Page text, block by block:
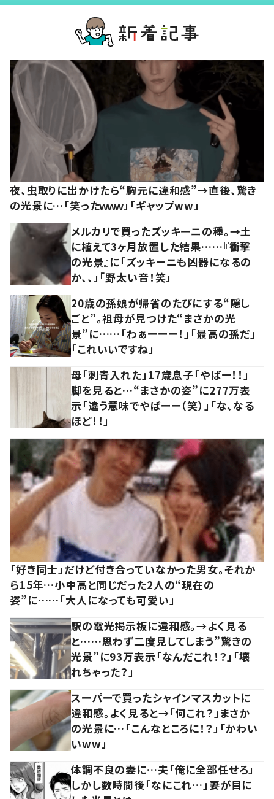
夜、虫取りに出かけたら“胸元に違和感”→直後、驚き
の光景に…「笑ったｗｗｗ」「ギャップww」
メルカリで買ったズッキーニの種。→土
に植えて3ヶ月放置した結果……『衝撃
の光景』に「ズッキーニも凶器になるの
か、、」「野太い音！笑」
20歳の孫娘が帰省のたびにする“隠し
ごと”。祖母が見つけた“まさかの光
景”に……「わぁーーー！」「最高の孫だ」
「これいいですね」
母「刺青入れた」17歳息子「やばー！！」
脚を見ると…“まさかの姿”に277万表
示「違う意味でやばーー（笑）」「な、なる
ほど！！」
「好き同士」だけど付き合っていなかった男女。それか
ら15年…小中高と同じだった2人の“現在の
姿”に……「大人になっても可愛い」
駅の電光掲示板に違和感。→よく見る
と……思わず二度見してしまう”驚きの
光景”に93万表示「なんだこれ！？」「壊
れちゃった？」
スーパーで買ったシャインマスカットに
違和感。よく見ると→「何これ？」まさか
の光景に…「こんなところに！？」「かわい
いww」
体調不良の妻に…夫「俺に全部任せろ」
しかし数時間後「なにこれ…」妻が目に